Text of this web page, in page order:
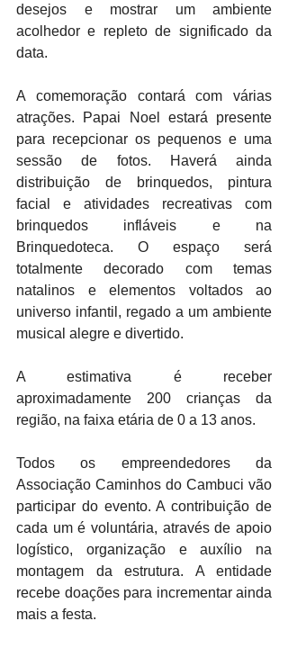
desejos e mostrar um ambiente
acolhedor e repleto de significado da
data.
A comemoração contará com várias
atrações. Papai Noel estará presente
para recepcionar os pequenos e uma
sessão de fotos. Haverá ainda
distribuição de brinquedos, pintura
facial e atividades recreativas com
brinquedos infláveis e na
Brinquedoteca. O espaço será
totalmente decorado com temas
natalinos e elementos voltados ao
universo infantil, regado a um ambiente
musical alegre e divertido.
A estimativa é receber
aproximadamente 200 crianças da
região, na faixa etária de 0 a 13 anos.
Todos os empreendedores da
Associação Caminhos do Cambuci vão
participar do evento. A contribuição de
cada um é voluntária, através de apoio
logístico, organização e auxílio na
montagem da estrutura. A entidade
recebe doações para incrementar ainda
mais a festa.